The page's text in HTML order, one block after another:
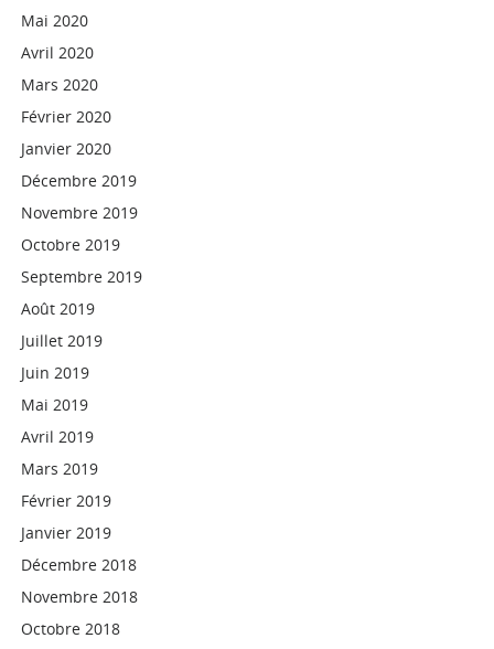
Mai 2020
Avril 2020
Mars 2020
Février 2020
Janvier 2020
Décembre 2019
Novembre 2019
Octobre 2019
Septembre 2019
Août 2019
Juillet 2019
Juin 2019
Mai 2019
Avril 2019
Mars 2019
Février 2019
Janvier 2019
Décembre 2018
Novembre 2018
Octobre 2018